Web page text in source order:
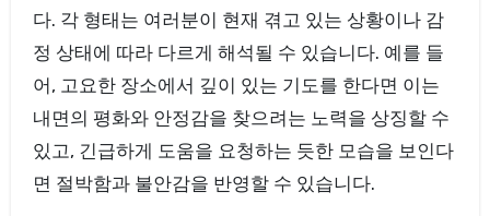
다. 각 형태는 여러분이 현재 겪고 있는 상황이나 감
정 상태에 따라 다르게 해석될 수 있습니다. 예를 들
어, 고요한 장소에서 깊이 있는 기도를 한다면 이는
내면의 평화와 안정감을 찾으려는 노력을 상징할 수
있고, 긴급하게 도움을 요청하는 듯한 모습을 보인다
면 절박함과 불안감을 반영할 수 있습니다.